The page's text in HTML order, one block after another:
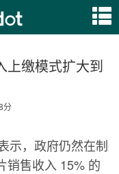
上缴模式扩大到
分
示，政府仍然在制
销售收入 15% 的